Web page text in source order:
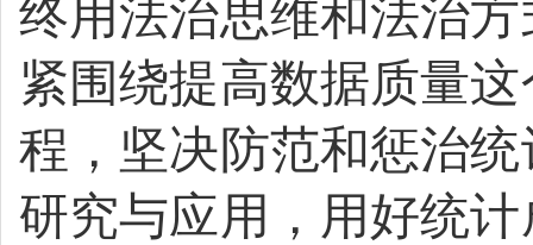
终用法治思维和法治
紧围绕提高数据质量
程，坚决防范和惩治
研究与应用，用好统